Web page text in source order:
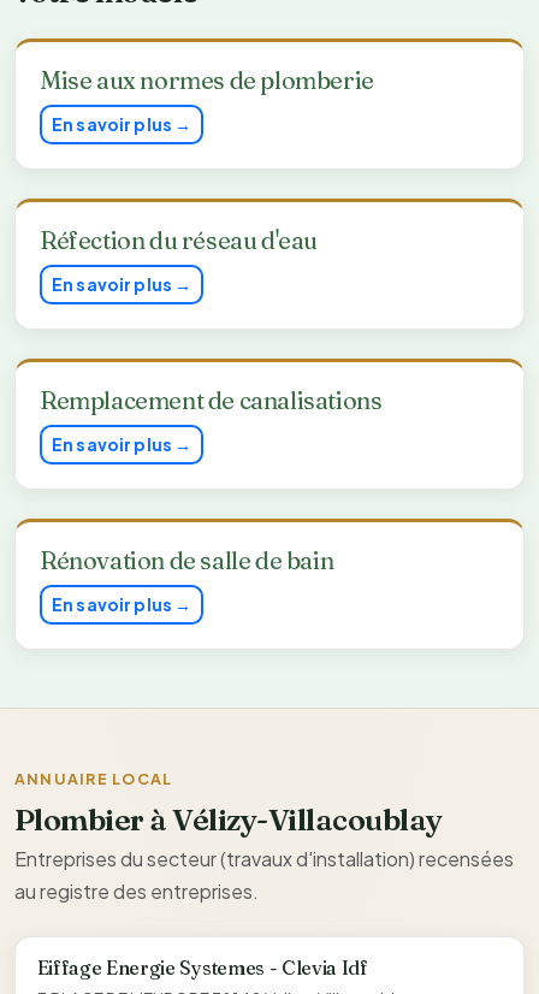
Mise aux normes de plomberie
En savoir plus →
Réfection du réseau d'eau
En savoir plus →
Remplacement de canalisations
En savoir plus →
Rénovation de salle de bain
En savoir plus →
ANNUAIRE LOCAL
Plombier à Vélizy-Villacoublay
Entreprises du secteur (travaux d'installation) recensées
au registre des entreprises.
Eiffage Energie Systemes - Clevia Idf